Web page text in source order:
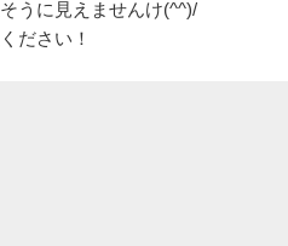
うに見えませんけ(^^)/
ださい！